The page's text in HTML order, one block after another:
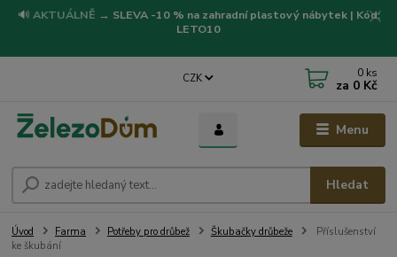
🔊 AKTUÁLNĚ → SLEVA -10 % na zahradní plastový nábytek | Kód:
LETO10
Menu
CZK
Hledat
0 ks
za 0 Kč
Úvod Farma Potřeby pro drůbež Škubačky drůbeže
Příslušenství
ke škubání